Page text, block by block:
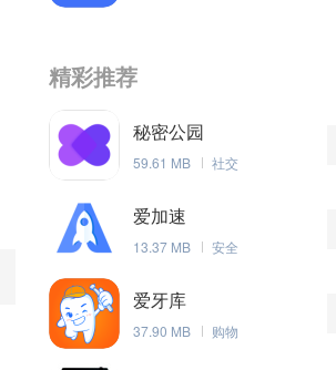
精彩推荐
秘密公园
59.61 MB 社交
爱加速
13.37 MB 安全
爱牙库
37.90 MB 购物